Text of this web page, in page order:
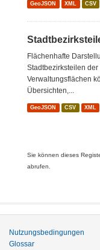
GeoJSON XML CSV
Flächenhafte
Stadtbezirksteilen
Verwaltungsflächen
Übersichten,...
GeoJSON CSV XML
Sie können dieses
abrufen.
Nutzungsbedingungen
Glossar